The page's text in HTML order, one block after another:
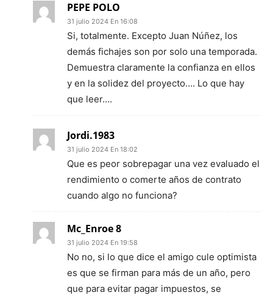
PEPE POLO
31 julio 2024 En 16:08
Si, totalmente. Excepto Juan Núñez, los
demás fichajes son por solo una temporada.
Demuestra claramente la confianza en ellos
y en la solidez del proyecto…. Lo que hay
que leer….
Jordi.1983
31 julio 2024 En 18:02
Que es peor sobrepagar una vez evaluado el
rendimiento o comerte años de contrato
cuando algo no funciona?
Mc_Enroe 8
31 julio 2024 En 19:58
No no, si lo que dice el amigo cule optimista
es que se firman para más de un año, pero
que para evitar pagar impuestos, se